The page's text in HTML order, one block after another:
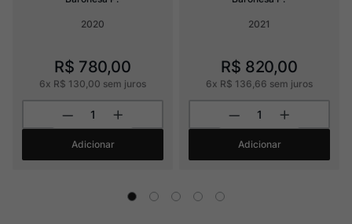
2020
R$ 780,00
6x R$ 130,00 sem juros
Adicionar
2021
R$ 820,00
6x R$ 136,66 sem juros
Adicionar